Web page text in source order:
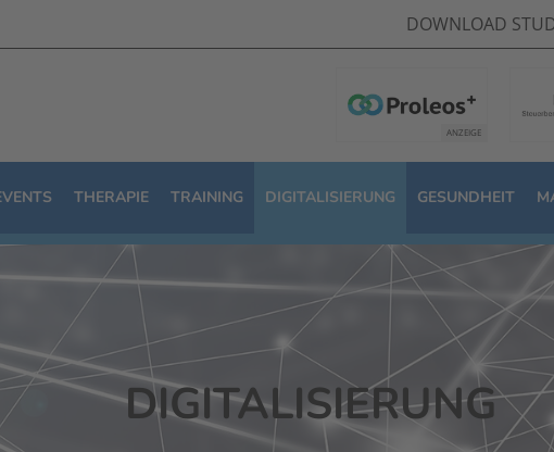
DOWNLOAD
THERAPIE TRAINING DIGITALISIERUNG GESUNDHEIT
DIGITALISIERUNG